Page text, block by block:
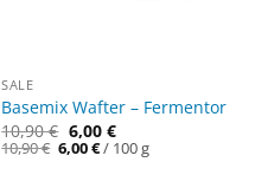
SALE
Basemix Wafter – Fermentor
10,90€ 6,00 €
10,90€ Ursprünglicher
Preis
6,00€Aktueller
Preis
/ 100g